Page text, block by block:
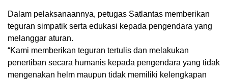
Dalam pelaksanaannya, petugas Satlantas memberikan
teguran simpatik serta edukasi kepada pengendara yang
melanggar aturan.
“Kami memberikan teguran tertulis dan melakukan
penertiban secara humanis kepada pengendara yang tidak
mengenakan helm maupun tidak memiliki kelengkapan